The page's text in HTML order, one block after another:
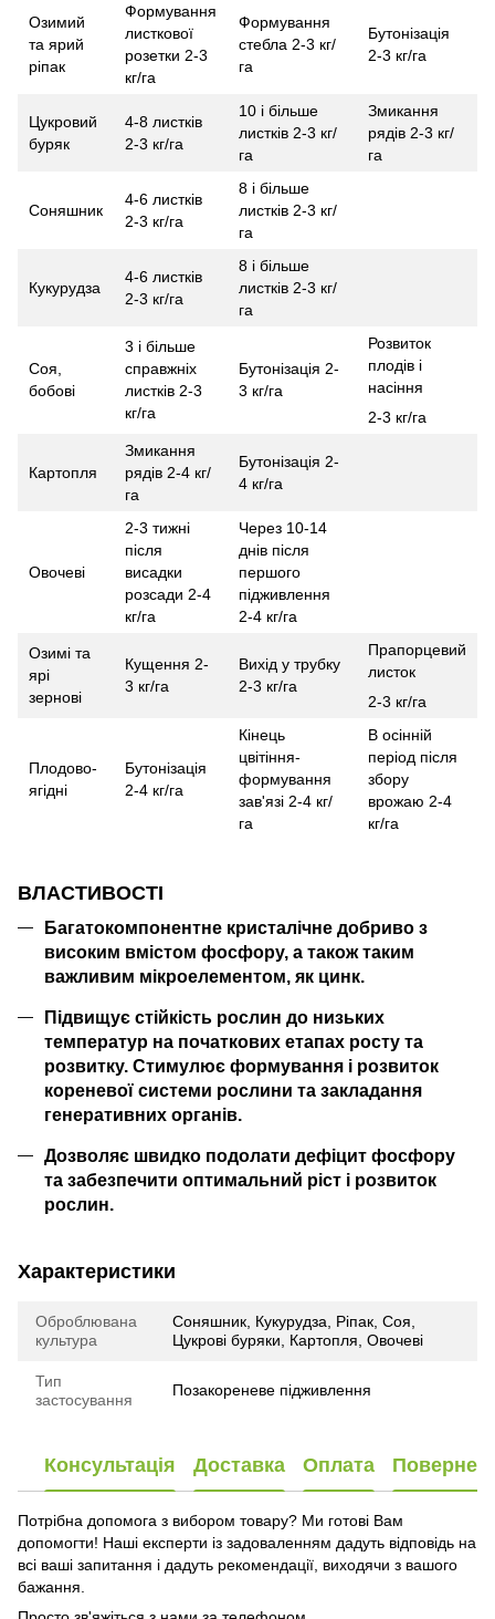
Озимий
та ярий
ріпак
Формування
листкової
розетки 2-3
кг/га
Формування
стебла 2-3 кг/
га
Бутонізація
2-3 кг/га
Цукровий
буряк
4-8 листків
2-3 кг/га
10 і більше
листків 2-3 кг/
га
Змикання
рядів 2-3 кг/
га
Соняшник
4-6 листків
2-3 кг/га
8 і більше
листків 2-3 кг/
га
Кукурудза
4-6 листків
2-3 кг/га
8 і більше
листків 2-3 кг/
га
Соя,
бобові
3 і більше
справжніх
листків 2-3
кг/га
Бутонізація 2-
3 кг/га
Розвиток
плодів і
насіння
2-3 кг/га
Картопля
Змикання
рядів 2-4 кг/
га
Бутонізація 2-
4 кг/га
Овочеві
2-3 тижні
після
висадки
розсади 2-4
кг/га
Через 10-14
днів після
першого
підживлення
2-4 кг/га
Озимі та
ярі
зернові
Кущення 2-
3 кг/га
Вихід у трубку
2-3 кг/га
Прапорцевий
листок
2-3 кг/га
Плодово-
ягідні
Бутонізація
2-4 кг/га
Кінець
цвітіння-
формування
зав'язі 2-4 кг/
га
В осінній
період після
збору
врожаю 2-4
кг/га
ВЛАСТИВОСТІ
Багатокомпонентне кристалічне добриво з
високим вмістом фосфору, а також таким
важливим мікроелементом, як цинк.
Підвищує стійкість рослин до низьких
температур на початкових етапах росту та
розвитку. Стимулює формування і розвиток
кореневої системи рослини та закладання
генеративних органів.
Дозволяє швидко подолати дефіцит фосфору
та забезпечити оптимальний ріст і розвиток
рослин.
Характеристики
Оброблювана
культура
Соняшник, Кукурудза, Ріпак, Соя,
Цукрові буряки, Картопля, Овочеві
Тип
застосування
Позакореневе підживлення
Консультація Доставка Оплата
Потрібна допомога з вибором товару? Ми готові Вам
допомогти! Наші експерти із задоваленням дадуть відповідь на
всі ваші запитання і дадуть рекомендації, виходячи з вашого
бажання.